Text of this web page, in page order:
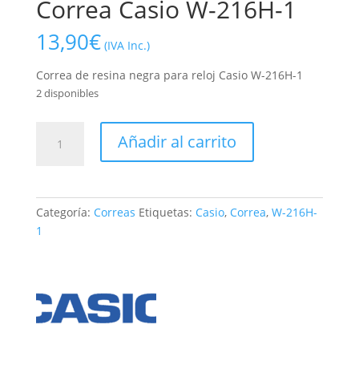
Correa Casio W-216H-1
13,90€ (IVA Inc.)
Correa de resina negra para reloj Casio W-216H-1
2 disponibles
Casio
cantidad
Añadir al carrito
Categoría: Correas Etiquetas: Casio, Correa, W-216H-
1